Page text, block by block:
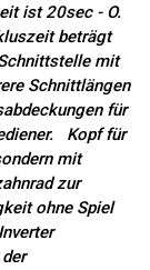
ist 20sec - O.
beträgt
mit
Schnittlängen
für
Kopf für
mit
zur
ohne Spiel